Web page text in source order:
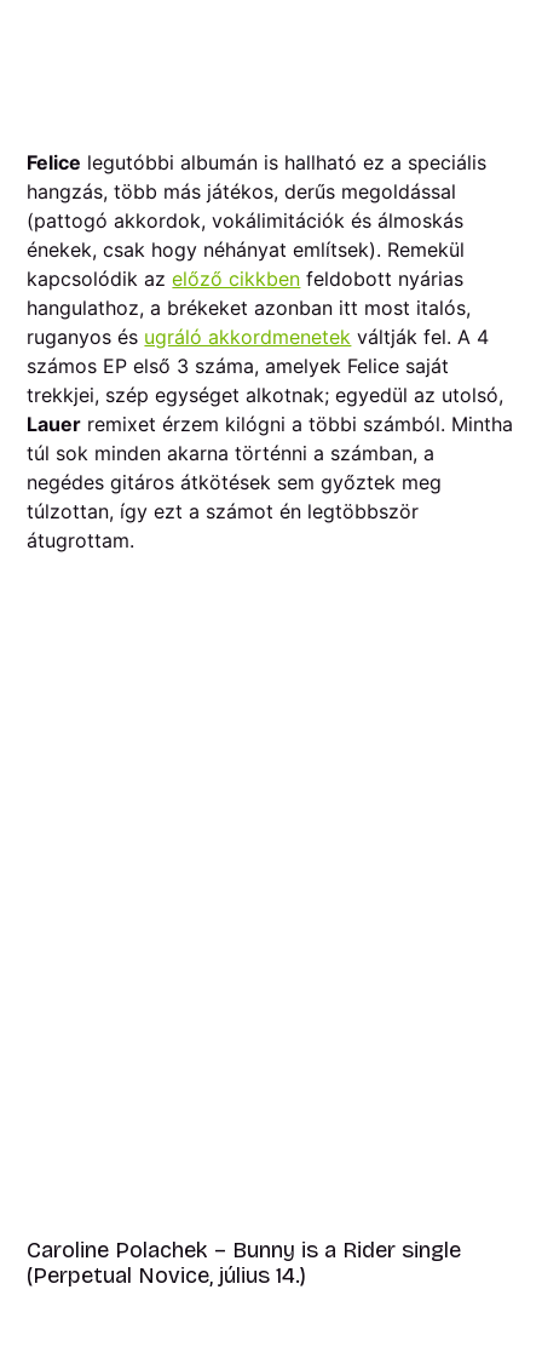
Felice legutóbbi albumán is hallható ez a speciális
hangzás, több más játékos, derűs megoldással
(pattogó akkordok, vokálimitációk és álmoskás
énekek, csak hogy néhányat említsek). Remekül
kapcsolódik azelőző cikkben feldobott nyárias
hangulathoz, a brékeket azonban itt most italós,
ruganyos és ugráló akkordmenetek váltják fel. A 4
számos EP első 3 száma, amelyek Felice saját
trekkjei, szép egységet alkotnak; egyedül az utolsó,
Lauer remixet érzem kilógni a többi számból. Mintha
túl sok minden akarna történni a számban, a
negédes gitáros átkötések sem győztek meg
túlzottan, így ezt a számot én legtöbbször
átugrottam.
Caroline Polachek – Bunny is a Rider single
(Perpetual Novice, július 14.)